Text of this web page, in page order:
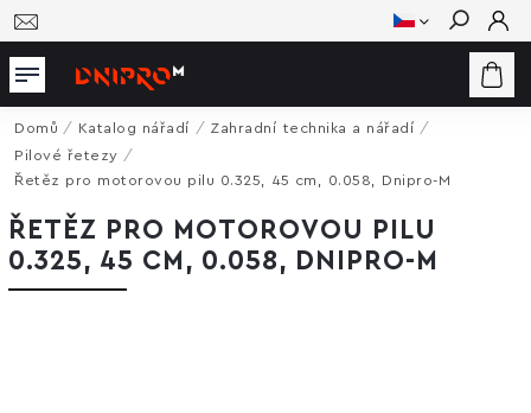
Hledat
Domů / Katalog nářadí / Zahradní technika a nářadí /
Pilové řetezy /
Řetěz pro motorovou pilu 0.325, 45 cm, 0.058, Dnipro-M
ŘETĚZ PRO MOTOROVOU PILU
0.325, 45 CM, 0.058, DNIPRO-M